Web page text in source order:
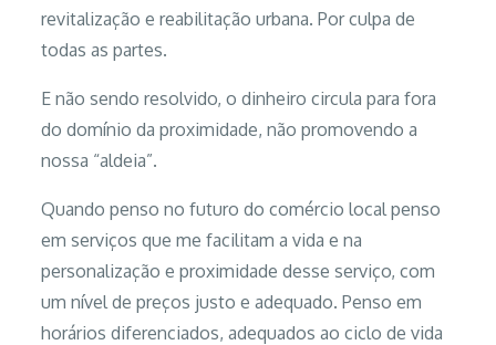
revitalização e reabilitação urbana. Por culpa de
todas as partes.
E não sendo resolvido, o dinheiro circula para fora
do domínio da proximidade, não promovendo a
nossa “aldeia”.
Quando penso no futuro do comércio local penso
em serviços que me facilitam a vida e na
personalização e proximidade desse serviço, com
um nível de preços justo e adequado. Penso em
horários diferenciados, adequados ao ciclo de vida